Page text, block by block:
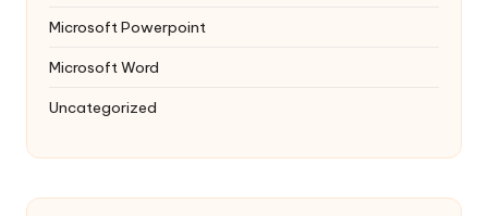
Microsoft Powerpoint
Microsoft Word
Uncategorized